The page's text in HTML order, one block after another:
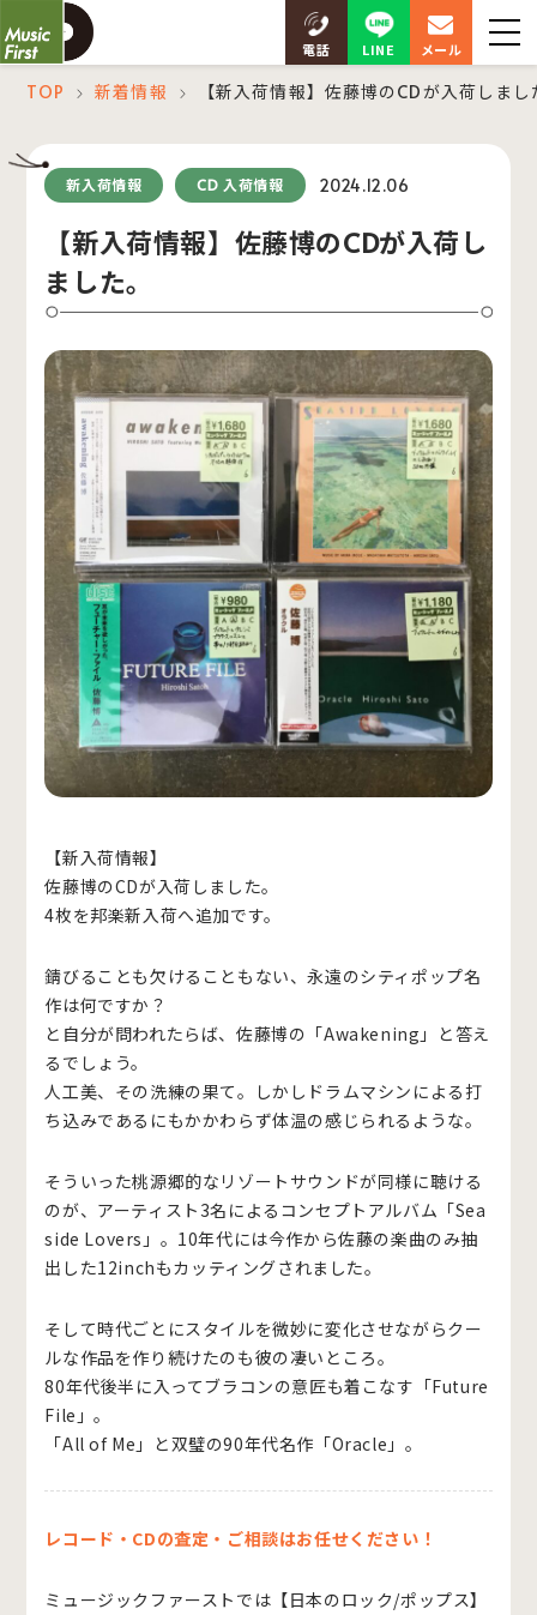
電話 LINE メール
TOP ＞ 新着情報 ＞ 【新入荷情報】佐藤博のCDが入荷しまし
新入荷情報 CD 入荷情報 2024.12.06
【新入荷情報】佐藤博のCDが入荷し
ました。
【新入荷情報】
佐藤博のCDが入荷しました。
4枚を邦楽新入荷へ追加です。
錆びることも欠けることもない、永遠のシティポップ名
作は何ですか？
と自分が問われたらば、佐藤博の「Awakening」と答え
るでしょう。
人工美、その洗練の果て。しかしドラムマシンによる打
ち込みであるにもかかわらず体温の感じられるような。
そういった桃源郷的なリゾートサウンドが同様に聴ける
のが、アーティスト3名によるコンセプトアルバム「Sea
side Lovers」。10年代には今作から佐藤の楽曲のみ抽
出した12inchもカッティングされました。
そして時代ごとにスタイルを微妙に変化させながらクー
ルな作品を作り続けたのも彼の凄いところ。
80年代後半に入ってブラコンの意匠も着こなす「Future
File」。
「All of Me」と双璧の90年代名作「Oracle」。
レコード・CDの査定・ご相談はお任せください！
ミュージックファーストでは 【日本のロック/ポップス】